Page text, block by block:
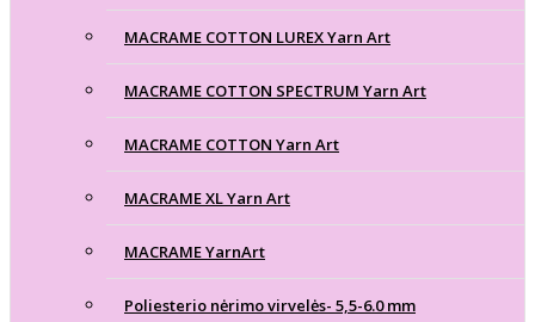
MACRAME COTTON LUREX Yarn Art
MACRAME COTTON SPECTRUM Yarn Art
MACRAME COTTON Yarn Art
MACRAME XL Yarn Art
MACRAME YarnArt
Poliesterio nėrimo virvelės- 5,5-6.0 mm